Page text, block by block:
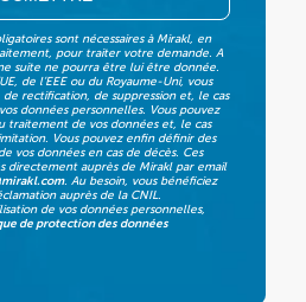
sont nécessaires à Mirakl, en
pour traiter votre demande. A
suite ne pourra être lui être donnée.
de l’EEE ou du Royaume-Uni, vous
de rectification, de suppression et, le cas
données personnelles. Vous pouvez
traitement de vos données et, le cas
Vous pouvez enfin définir des
vos données en cas de décès. Ces
directement auprès de Mirakl par email
. Au besoin, vous bénéficiez
auprès de la CNIL.
de vos données personnelles,
de protection des données